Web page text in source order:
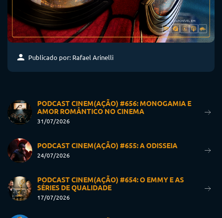
Publicado por: Rafael Arinelli
PODCAST CINEM(AÇÃO) #656: MONOGAMIA E
AMOR ROMÂNTICO NO CINEMA
31/07/2026
PODCAST CINEM(AÇÃO) #655: A ODISSEIA
24/07/2026
PODCAST CINEM(AÇÃO) #654: O EMMY E AS
SÉRIES DE QUALIDADE
17/07/2026